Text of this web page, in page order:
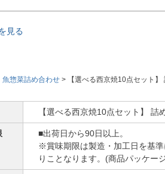
見る
魚惣菜詰め合わせ 【選べる西京焼10点セット
【選べる西京焼10点セット】
■出荷日から90日以上。
※賞味期限は製造・加工日を基
りことなります。(商品パッケー